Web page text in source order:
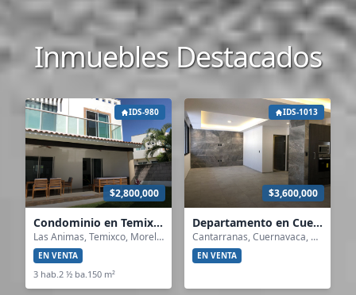
Inmuebles Destacados
IDS-980
$2,800,000
Condominio en Temixco
Las Animas, Temixco, Morelos
EN VENTA
3 hab.2 ½ ba.150 m²
IDS-1013
$3,600,000
Departamento en Cuernavaca
Cantarranas, Cuernavaca, Morelos
EN VENTA